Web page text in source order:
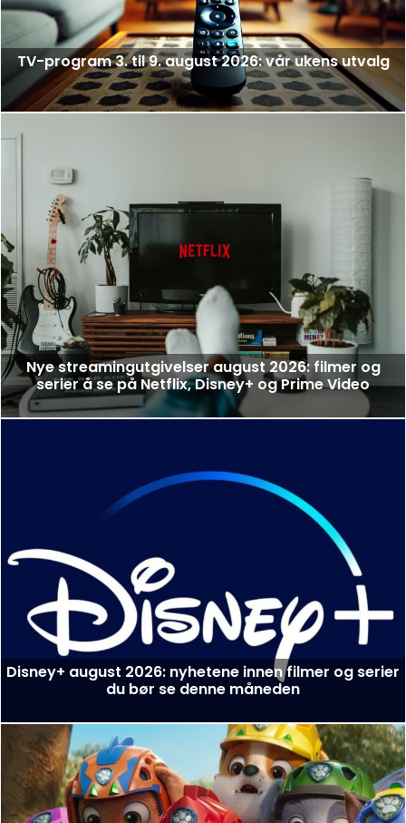
TV-program 3. til 9. august 2026: vår ukens utvalg
Nye streamingutgivelser august 2026: filmer og
serier å se på Netflix, Disney+ og Prime Video
Disney+ august 2026: nyhetene innen filmer og serier
du bør se denne måneden